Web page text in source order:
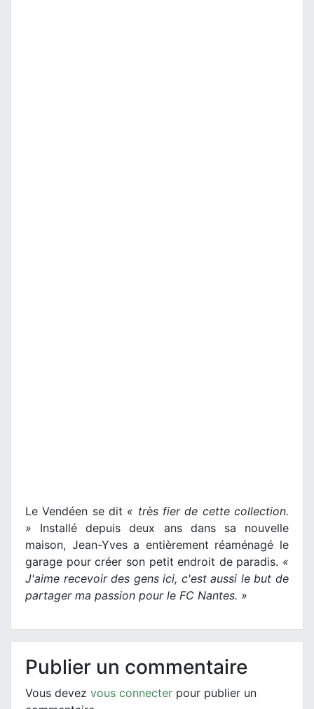
Le Vendéen se dit « très fier de cette collection.
» Installé depuis deux ans dans sa nouvelle
maison, Jean-Yves a entièrement réaménagé le
garage pour créer son petit endroit de paradis. «
J'aime recevoir des gens ici, c'est aussi le but de
partager ma passion pour le FC Nantes. »
Publier un commentaire
Vous devez vous connecter pour publier un